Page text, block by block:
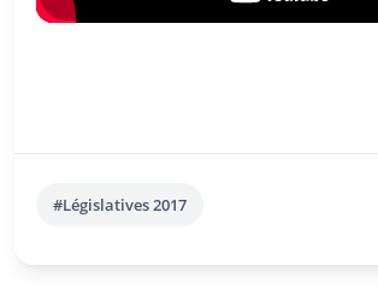
#Législatives 2017